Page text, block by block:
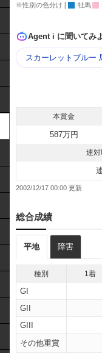
※性別の色分け [ :牡馬
Agent i に聞いてみ
スカーレットブルー
本賞金
587万円
連
2002/12/17 00:00
総合成績
平地 障害
種別 1着
GI
GII
GIII
その他重賞